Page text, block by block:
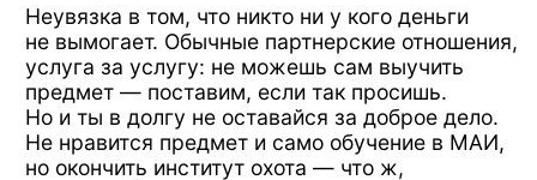
Неувязка в том, что никто ни у кого деньги
не вымогает. Обычные партнерские отношения,
услуга за услугу: не можешь сам выучить
предмет — поставим, если так просишь.
Но и ты в долгу не оставайся за доброе дело.
Не нравится предмет и само обучение в МАИ,
но окончить институт охота — что ж,